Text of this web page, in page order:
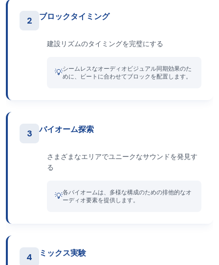
2 ブロックタイミング
建設リズムのタイミングを完璧にする
💡シームレスなオーディオビジュアル同期効果のた
めに、ビートに合わせてブロックを配置します。
3 バイオーム探索
さまざまなエリアでユニークなサウンドを発見す
る
💡各バイオームは、多様な構成のための排他的なオ
ーディオ要素を提供します。
4 ミックス実験